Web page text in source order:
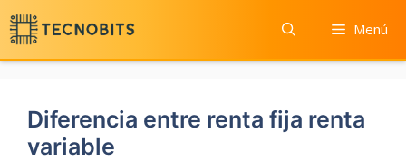
Saltar
al
contenido
Menú
Diferencia entre renta fija renta
variable